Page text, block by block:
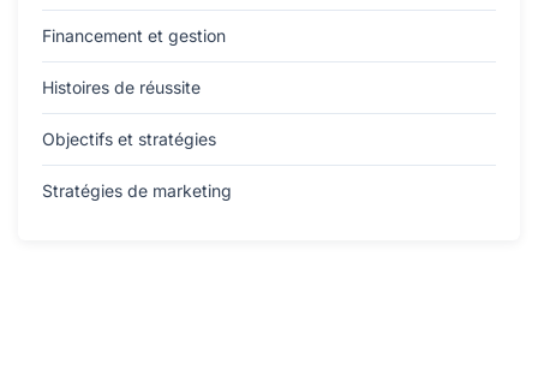
Financement et gestion
Histoires de réussite
Objectifs et stratégies
Stratégies de marketing